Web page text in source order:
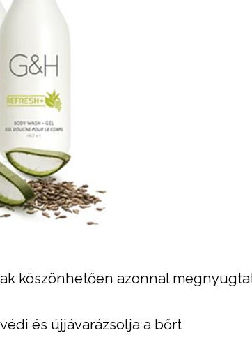
köszönhetően azonnal
és újjávarázsolja a bőrt